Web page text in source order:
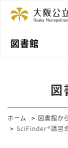
図書館
図
ホーム
図書館か
SciFinder®講習会